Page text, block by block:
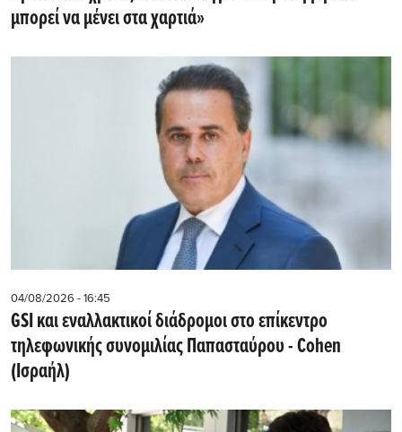
μπορεί να μένει στα χαρτιά»
04/08/2026 - 16:45
GSI και εναλλακτικοί διάδρομοι στο επίκεντρο
τηλεφωνικής συνομιλίας Παπασταύρου - Cohen
(Ισραήλ)